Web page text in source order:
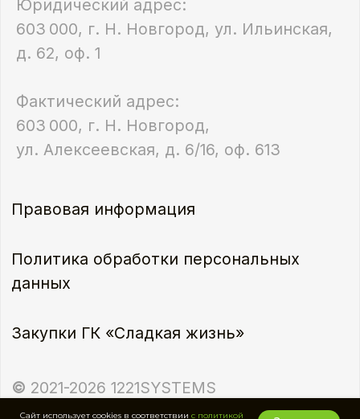
Сайт использует cookies в соответствии с политикой